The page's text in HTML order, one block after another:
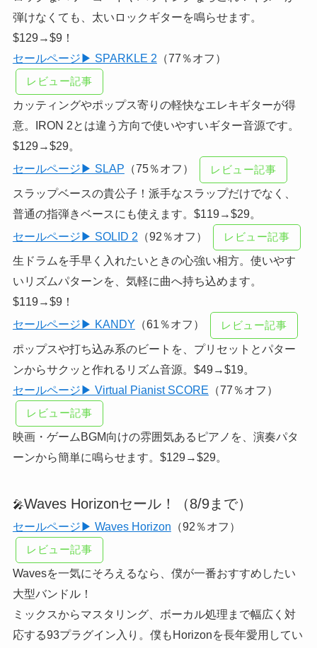
弾けなくても、太いロックギターを鳴らせます。
$129→$9！
セールページ▶ SPARKLE 2 （77％オフ）
レビュー記事
カッティングやポップス寄りの軽快なエレキギターが得
意。IRON 2とは違う方向で使いやすいギター音源です。
$129→$29。
セールページ▶ SLAP （75％オフ） レビュー記事
スラップベースの貴公子！派手なスラップだけでなく、
普通の指弾きベースにも使えます。$119→$29。
セールページ▶ SOLID 2 （92％オフ） レビュー記事
生ドラムを手早く入れたいときの心強い相方。使いやす
いリズムパターンを、気軽に曲へ持ち込めます。
$119→$9！
セールページ▶ KANDY （61％オフ） レビュー記事
ポップスや打ち込み系のビートを、プリセットとパター
ンからサクッと作れるリズム音源。$49→$19。
セールページ▶ Virtual Pianist SCORE （77％オフ）
レビュー記事
映画・ゲームBGM向けの雰囲気あるピアノを、演奏パタ
ーンから簡単に鳴らせます。$129→$29。
🎤Waves Horizonセール！（8/9まで）
セールページ▶ Waves Horizon （92％オフ）
レビュー記事
Wavesを一気にそろえるなら、僕が一番おすすめしたい
大型バンドル！
ミックスからマスタリング、ボーカル処理まで幅広く対
応する93プラグイン入り。僕もHorizonを長年愛用してい